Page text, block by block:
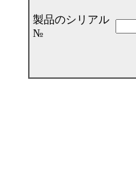
製品のシリアル
№